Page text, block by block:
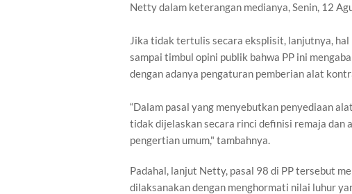
Netty dalam keterangan medianya, Senin, 12
Jika tidak tertulis secara eksplisit, lanjutnya,
sampai timbul opini publik bahwa PP ini
dengan adanya pengaturan pemberian alat
“Dalam pasal yang menyebutkan penyediaan
tidak dijelaskan secara rinci definisi remaja dan
pengertian umum," tambahnya.
Padahal, lanjut Netty, pasal 98 di PP tersebut
dilaksanakan dengan menghormati nilai luhur